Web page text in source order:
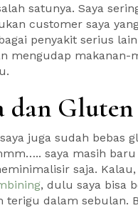
satunya. Saya
customer saya
penyakit serius
mengudap makanan-
dan Gluten
juga sudah bebas
saya masih baru
saja.
, dulu saya bisa
terigu dalam sebulan.